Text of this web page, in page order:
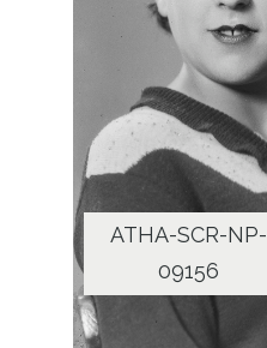
ATHA-SCR-NP-
09156